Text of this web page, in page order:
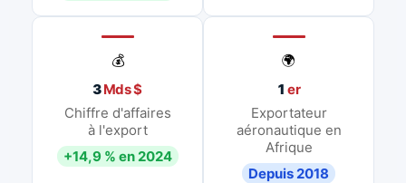
💰
3Mds $
Chiffre d'affaires
à l'export
+14,9 % en 2024
🌍
1 er
Exportateur
aéronautique en
Afrique
Depuis 2018